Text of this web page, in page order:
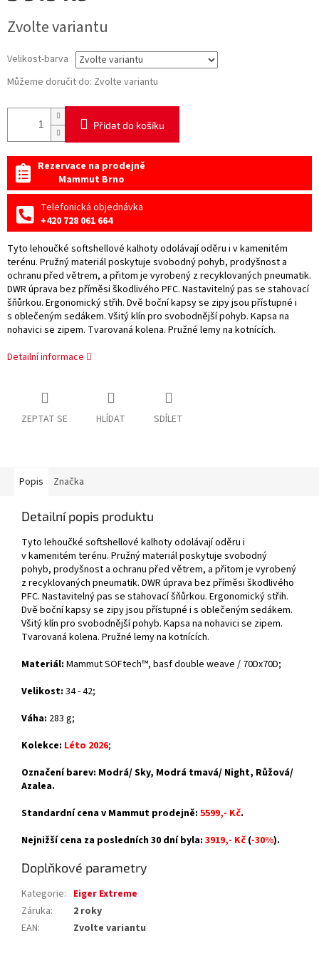
cena:
Zvolte variantu
Velikost-barva
Můžeme doručit do: Zvolte variantu
Přidat do košíku
Rezervace na prodejně
Mammut Brno
Telefonická objednávka
+420 728 061 664
Tyto lehoučké softshellové kalhoty odolávají oděru i v kamenitém
terénu. Pružný materiál poskytuje svobodný pohyb, prodyšnost a
ochranu před větrem, a přitom je vyrobený z recyklovaných pneumatik.
DWR úprava bez příměsi škodlivého PFC. Nastavitelný pas se stahovací
šňůrkou. Ergonomický střih. Dvě boční kapsy se zipy jsou přístupné i
s oblečeným sedákem. Všitý klín pro svobodnější pohyb. Kapsa na
nohavici se zipem. Tvarovaná kolena. Pružné lemy na kotnících.
Detailní informace
ZEPTAT SE HLÍDAT SDÍLET
Popis Značka
Detailní popis produktu
Tyto lehoučké softshellové kalhoty odolávají oděru i
v kamenitém terénu. Pružný materiál poskytuje svobodný
pohyb, prodyšnost a ochranu před větrem, a přitom je vyrobený
z recyklovaných pneumatik. DWR úprava bez příměsi škodlivého
PFC. Nastavitelný pas se stahovací šňůrkou. Ergonomický střih.
Dvě boční kapsy se zipy jsou přístupné i s oblečeným sedákem.
Všitý klín pro svobodnější pohyb. Kapsa na nohavici se zipem.
Tvarovaná kolena. Pružné lemy na kotnících.
Materiál: Mammut SOFtech™, basf double weave / 70Dx70D;
Velikost: 34 - 42;
Váha: 283 g;
Kolekce: Léto 2026;
Označení barev: Modrá/ Sky, Modrá tmavá/ Night, Růžová/
Azalea.
Standardní cena v Mammut prodejně: 5599,- Kč.
Nejnižší cena za posledních 30 dní byla: 3919,- Kč (-30%).
Doplňkové parametry
Kategorie: Eiger Extreme
Záruka:
2 roky
EAN: Zvolte variantu